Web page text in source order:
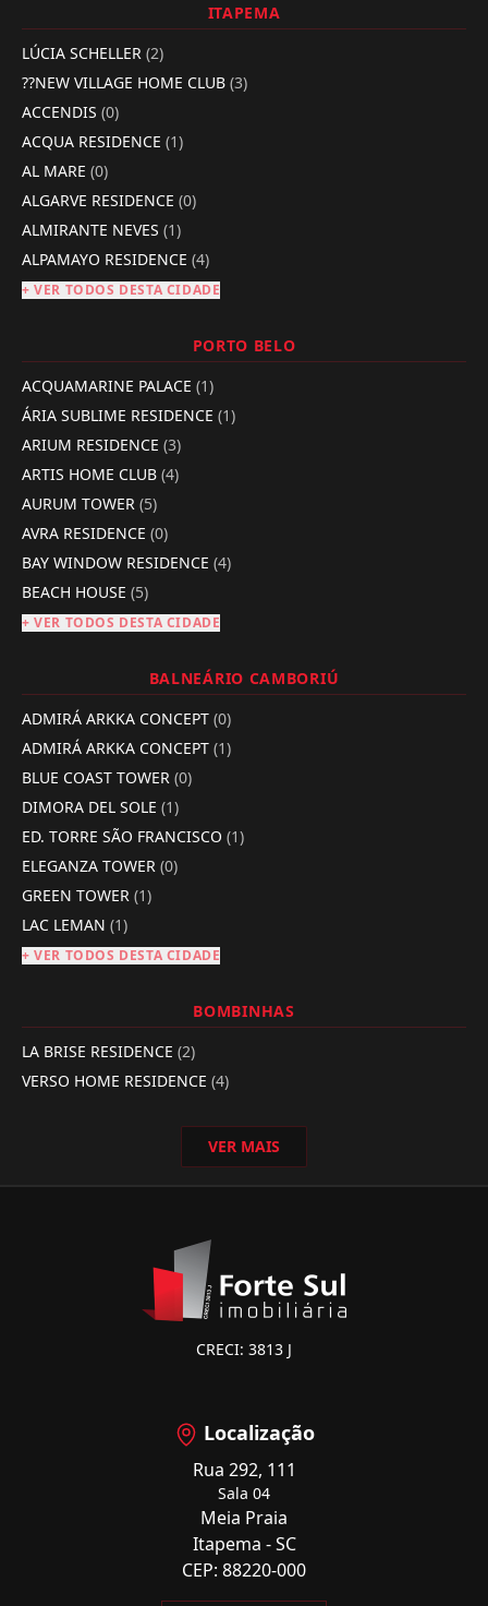
ITAPEMA
LÚCIA SCHELLER (2)
??NEW VILLAGE HOME CLUB (3)
ACCENDIS (0)
ACQUA RESIDENCE (1)
AL MARE (0)
ALGARVE RESIDENCE (0)
ALMIRANTE NEVES (1)
ALPAMAYO RESIDENCE (4)
+ VER TODOS DESTA CIDADE
PORTO BELO
ACQUAMARINE PALACE (1)
ÁRIA SUBLIME RESIDENCE (1)
ARIUM RESIDENCE (3)
ARTIS HOME CLUB (4)
AURUM TOWER (5)
AVRA RESIDENCE (0)
BAY WINDOW RESIDENCE (4)
BEACH HOUSE (5)
+ VER TODOS DESTA CIDADE
BALNEÁRIO CAMBORIÚ
ADMIRÁ ARKKA CONCEPT (0)
ADMIRÁ ARKKA CONCEPT (1)
BLUE COAST TOWER (0)
DIMORA DEL SOLE (1)
ED. TORRE SÃO FRANCISCO (1)
ELEGANZA TOWER (0)
GREEN TOWER (1)
LAC LEMAN (1)
+ VER TODOS DESTA CIDADE
BOMBINHAS
LA BRISE RESIDENCE (2)
VERSO HOME RESIDENCE (4)
VER MAIS
CRECI: 3813 J
Localização
Rua 292, 111
Sala 04
Meia Praia
Itapema - SC
CEP: 88220-000